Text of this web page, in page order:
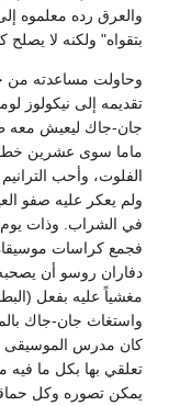
والعرق رده معلموه
بتقواه" ولكنه لا يصلح
وحاولت مساعدته من
تقديمه إلى نيكولوز
ماما سوى عشرين
الفلوت، وأحب
ولم يعكر عليه صفو
في الشراب. وذات يوم
فجمع كراسات
دفاران روسو أن
مغشياً عليه بفعل
واستغاث جان-جاك
كان مدرس الموسيقى
تعلقي بها بكل ما
يمكن تصوره وكل